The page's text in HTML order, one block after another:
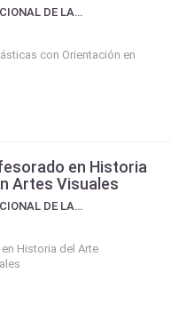
UNLP - UNIVERSIDAD NACIONAL DE LA PLATA
con Orientación en
en Historia
Artes Visuales
UNLP - UNIVERSIDAD NACIONAL DE LA PLATA
Historia del Arte